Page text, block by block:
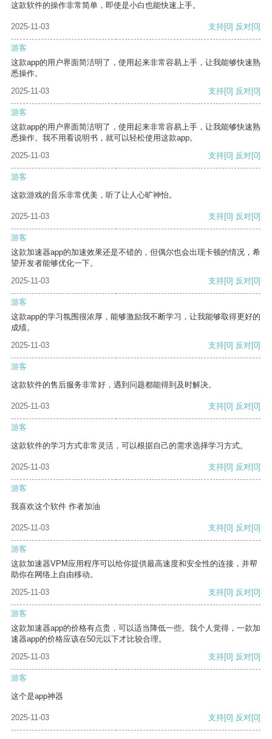
这款软件的操作非常简单，即使是小白也能快速上手。
2025-11-03 支持[0] 反对[0]
游客
这款app的用户界面简洁明了，使用起来非常容易上手，让我能够快速熟
悉操作。
2025-11-03
支持[0] 反对[0]
游客
这款app的用户界面简洁明了，使用起来非常容易上手，让我能够快速熟
悉操作。我不用看说明书，就可以轻松使用这款app。
2025-11-03
支持[0] 反对[0]
游客
这款游戏的音乐非常优美，听了让人心旷神怡。
2025-11-03 支持[0] 反对[0]
游客
这款加速器app的加速效果还是不错的，但偶尔也会出现卡顿的情况，希
望开发者能够优化一下。
2025-11-03
支持[0] 反对[0]
游客
这款app的学习氛围很浓厚，能够激励我不断学习，让我能够取得更好的
成绩。
2025-11-03
支持[0] 反对[0]
游客
这款软件的售后服务非常好，遇到问题都能得到及时解决。
2025-11-03 支持[0] 反对[0]
游客
这款软件的学习方式非常灵活，可以根据自己的需求选择学习方式。
2025-11-03 支持[0] 反对[0]
游客
我喜欢这个软件 作者加油
2025-11-03 支持[0] 反对[0]
游客
这款加速器VPM应用程序可以给你提供最高速度和安全性的连接，并帮
助你在网络上自由移动。
2025-11-03
支持[0] 反对[0]
游客
这款加速器app的价格有点贵，可以适当降低一些。我个人觉得，一款加
速器app的价格应该在50元以下才比较合理。
2025-11-03
支持[0] 反对[0]
游客
这个是app神器
2025-11-03 支持[0] 反对[0]